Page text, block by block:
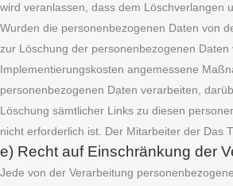
wird veranlassen, dass dem Löschverlangen
Wurden die personenbezogenen Daten von
zur Löschung der personenbezogenen
Implementierungskosten angemessene
personenbezogenen Daten verarbeiten,
Löschung sämtlicher Links zu diesen
nicht erforderlich ist. Der Mitarbeiter der Das
e) Recht auf Einschränkung der
Jede von der Verarbeitung